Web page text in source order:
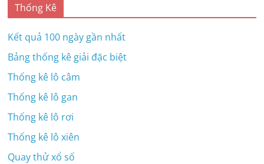
Thống Kê
Kết quả 100 ngày gần nhất
Bảng thống kê giải đặc biệt
Thống kê lô câm
Thống kê lô gan
Thống kê lô rơi
Thống kê lô xiên
Quay thử xổ số